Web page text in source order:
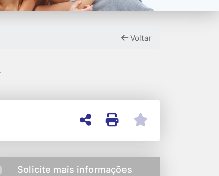
Voltar
Solicite mais informações